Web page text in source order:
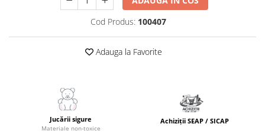
Cod Produs: 100407
Adauga la Favorite
Jucării sigure
Materiale non-toxice
Achiziții SEAP / SICAP